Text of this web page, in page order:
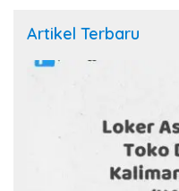
Artikel Terbaru